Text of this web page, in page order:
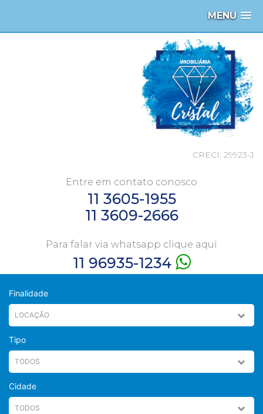
MENU
CRECI: 29923-J
Entre em contato conosco
11 3605-1955
11 3609-2666
Para falar via whatsapp clique aqui
11 96935-1234
Finalidade
Tipo
Cidade